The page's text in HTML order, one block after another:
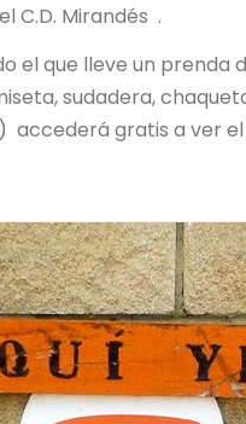
C.D. Mirandés .
el que lleve un prenda
sudadera,
accederá gratis a ver el